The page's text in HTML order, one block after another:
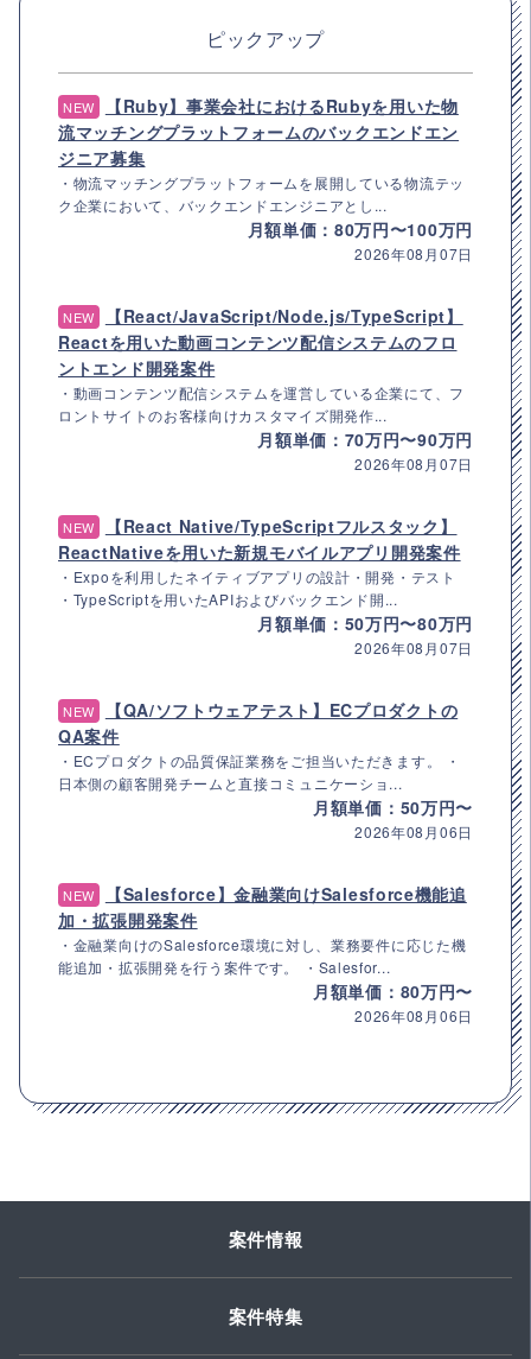
ピックアップ
NEW
【Ruby】事業会社におけるRubyを用いた物
流マッチングプラットフォームのバックエンドエン
ジニア募集
・物流マッチングプラットフォームを展開している物流テッ
ク企業において、バックエンドエンジニアとし...
月額単価：80万円〜100万円
2026年08月07日
NEW
【React/JavaScript/Node.js/TypeScript】
Reactを用いた動画コンテンツ配信システムのフロ
ントエンド開発案件
・動画コンテンツ配信システムを運営している企業にて、フ
ロントサイトのお客様向けカスタマイズ開発作...
月額単価：70万円〜90万円
2026年08月07日
NEW
【React Native/TypeScriptフルスタック】
ReactNativeを用いた新規モバイルアプリ開発案件
・Expoを利用したネイティブアプリの設計・開発・テスト
・TypeScriptを用いたAPIおよびバックエンド開...
月額単価：50万円〜80万円
2026年08月07日
NEW
【QA/ソフトウェアテスト】ECプロダクトの
QA案件
・ECプロダクトの品質保証業務をご担当いただきます。 ・
日本側の顧客開発チームと直接コミュニケーショ...
月額単価：50万円〜
2026年08月06日
NEW
【Salesforce】金融業向けSalesforce機能追
加・拡張開発案件
・金融業向けのSalesforce環境に対し、業務要件に応じた機
能追加・拡張開発を行う案件です。 ・Salesfor...
月額単価：80万円〜
2026年08月06日
案件情報
案件特集